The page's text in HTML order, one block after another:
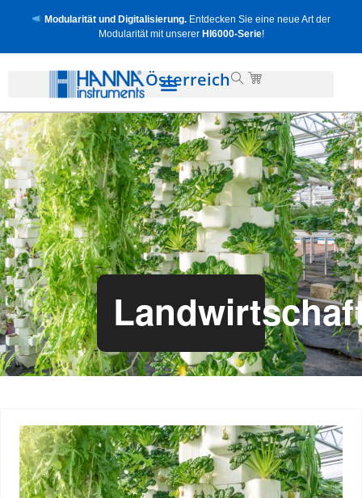
Modularität und Digitalisierung. Entdecken Sie eine neue Art der
Modularität mit unserer HI6000-Serie!
Österreich